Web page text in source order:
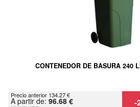
CONTENEDOR DE BASURA 240
Precio anterior 134.27 €
A partir de: 96.68 € -